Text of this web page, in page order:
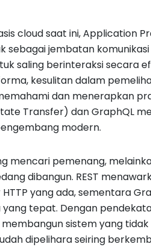
cloud saat ini, Application
sebagai jembatan
saling berinteraksi secara
kesulitan dalam
dan menerapkan
Transfer) dan GraphQL
modern.
mencari pemenang,
dibangun. REST
yang ada, sementara
tepat. Dengan
sistem yang
dipelihara seiring